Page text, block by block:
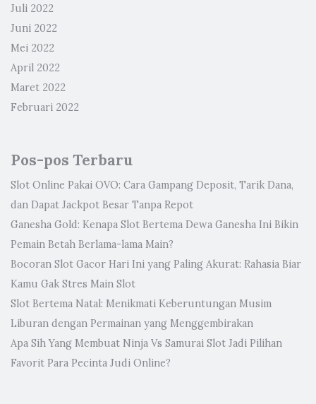
Juli 2022
Juni 2022
Mei 2022
April 2022
Maret 2022
Februari 2022
Pos-pos Terbaru
Slot Online Pakai OVO: Cara Gampang Deposit, Tarik Dana,
dan Dapat Jackpot Besar Tanpa Repot
Ganesha Gold: Kenapa Slot Bertema Dewa Ganesha Ini Bikin
Pemain Betah Berlama-lama Main?
Bocoran Slot Gacor Hari Ini yang Paling Akurat: Rahasia Biar
Kamu Gak Stres Main Slot
Slot Bertema Natal: Menikmati Keberuntungan Musim
Liburan dengan Permainan yang Menggembirakan
Apa Sih Yang Membuat Ninja Vs Samurai Slot Jadi Pilihan
Favorit Para Pecinta Judi Online?